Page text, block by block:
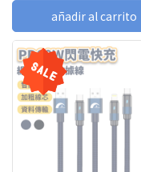
añadir al carrito